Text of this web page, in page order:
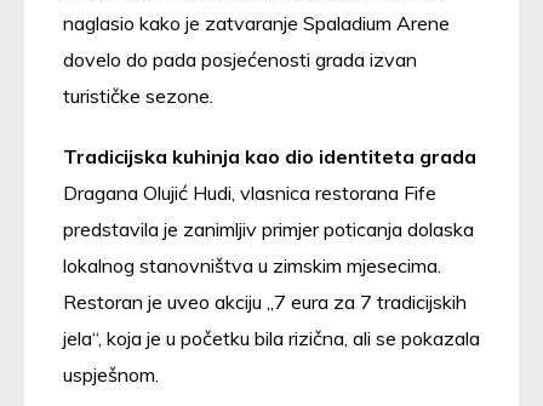
naglasio kako je zatvaranje Spaladium Arene
dovelo do pada posjećenosti grada izvan
turističke sezone.
Tradicijska kuhinja kao dio identiteta grada
Dragana Olujić Hudi, vlasnica restorana Fife
predstavila je zanimljiv primjer poticanja dolaska
lokalnog stanovništva u zimskim mjesecima.
Restoran je uveo akciju „7 eura za 7 tradicijskih
jela“, koja je u početku bila rizična, ali se pokazala
uspješnom.